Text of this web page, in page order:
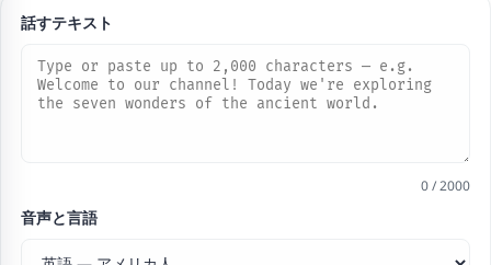
話すテキスト
0 / 2000
音声と言語